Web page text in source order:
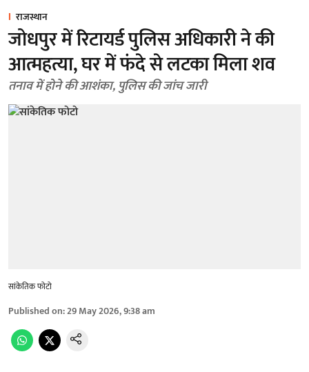
राजस्थान
जोधपुर में रिटायर्ड पुलिस अधिकारी ने की
आत्महत्या, घर में फंदे से लटका मिला शव
तनाव में होने की आशंका, पुलिस की जांच जारी
सांकेतिक फोटो
Published on:29 May 2026, 9:38 am